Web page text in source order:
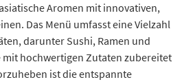
Aromen mit innovativen,
Das Menü umfasst eine Vielzahl
darunter Sushi, Ramen und
mit hochwertigen Zutaten zubereitet
ist die entspannte